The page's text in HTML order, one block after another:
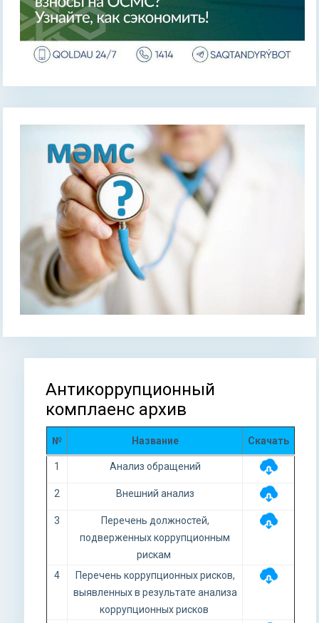
Вы здесь
Антикоррупционный
комплаенс архив
№ Название Скачать
1 Анализ обращений
2 Внешний анализ
3
Перечень должностей,
подверженных коррупционным
рискам
4
Перечень коррупционных рисков,
выявленных в результате анализа
коррупционных рисков